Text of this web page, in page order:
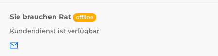
Sie brauchen Rat offline
Kundendienst ist verfügbar